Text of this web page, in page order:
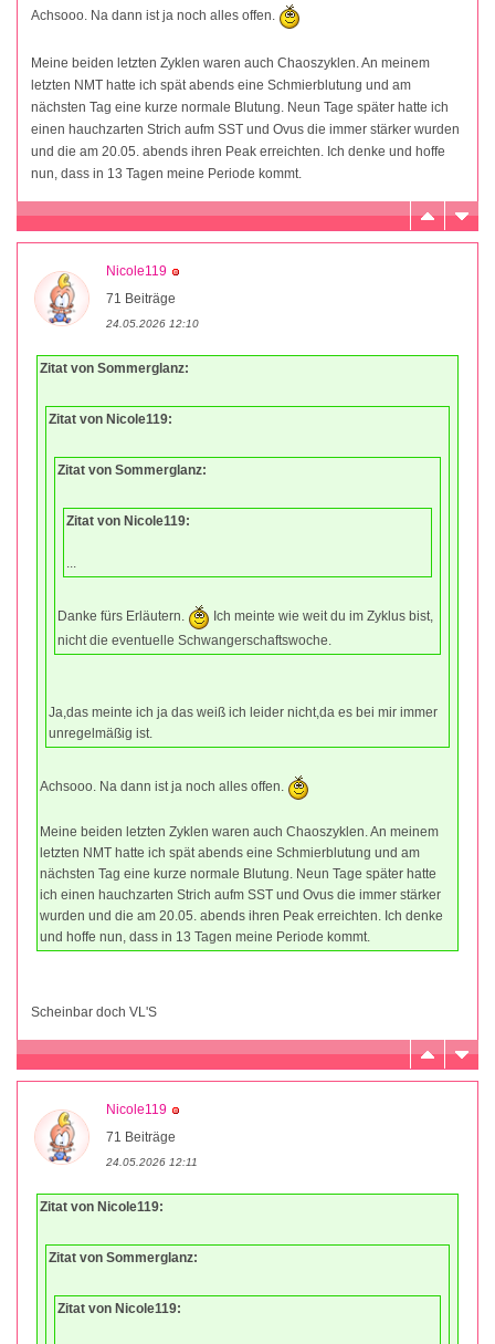
Achsooo. Na dann ist ja noch alles offen.
Meine beiden letzten Zyklen waren auch Chaoszyklen. An meinem
letzten NMT hatte ich spät abends eine Schmierblutung und am
nächsten Tag eine kurze normale Blutung. Neun Tage später hatte ich
einen hauchzarten Strich aufm SST und Ovus die immer stärker wurden
und die am 20.05. abends ihren Peak erreichten. Ich denke und hoffe
nun, dass in 13 Tagen meine Periode kommt.
Nicole119
71 Beiträge
24.05.2026 12:10
Zitat von Sommerglanz:
Zitat von Nicole119:
Zitat von Sommerglanz:
Zitat von Nicole119:
Danke fürs Erläutern.
Ich meinte wie weit du im Zyklus bist,
nicht die eventuelle Schwangerschaftswoche.
Ja,das meinte ich ja das weiß ich leider nicht,da es bei mir immer
unregelmäßig ist.
Achsooo. Na dann ist ja noch alles offen.
Meine beiden letzten Zyklen waren auch Chaoszyklen. An meinem
letzten NMT hatte ich spät abends eine Schmierblutung und am
nächsten Tag eine kurze normale Blutung. Neun Tage später hatte
ich einen hauchzarten Strich aufm SST und Ovus die immer stärker
wurden und die am 20.05. abends ihren Peak erreichten. Ich denke
und hoffe nun, dass in 13 Tagen meine Periode kommt.
Scheinbar doch VL'S
Nicole119
71 Beiträge
24.05.2026 12:11
Zitat von Nicole119:
Zitat von Sommerglanz:
Zitat von Nicole119: